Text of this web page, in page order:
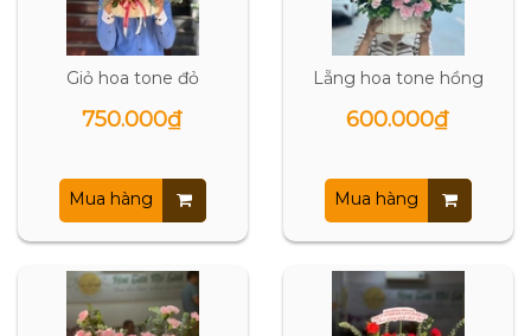
Giỏ hoa tone đỏ
750.000₫
Mua hàng
Lẵng hoa tone hồng
600.000₫
Mua hàng